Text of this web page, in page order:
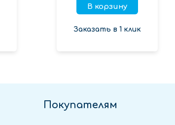
В корзину
Заказать в 1 клик
Покупателям